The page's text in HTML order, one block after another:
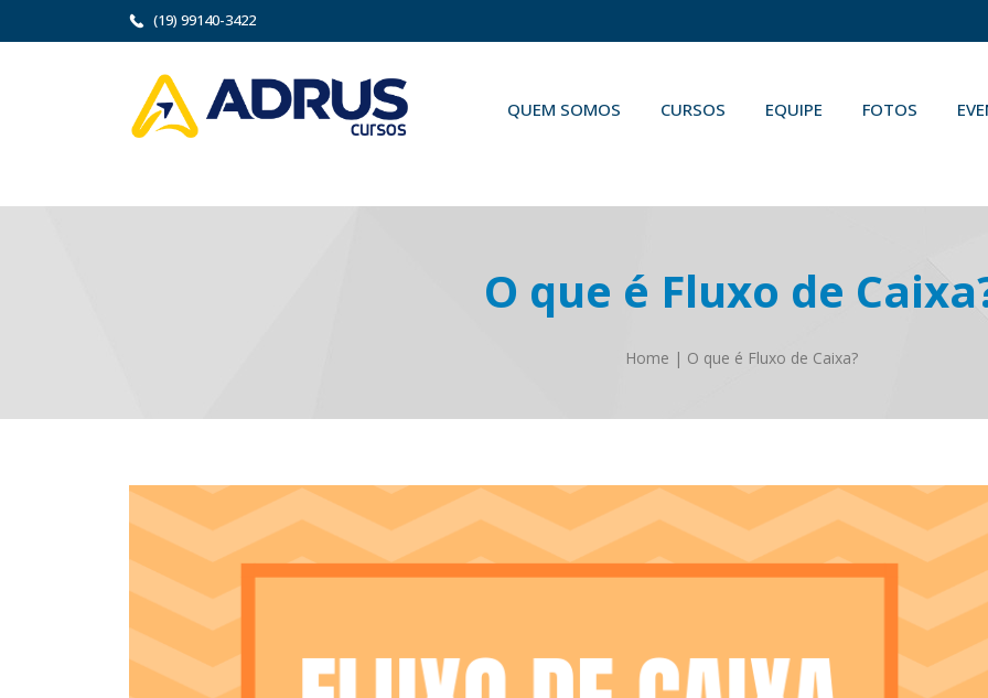
(19) 99140-3422
QUEM SOMOS CURSOS EQUIPE FOTOS
O que é Fluxo de
Home | O que é Fluxo de Caixa?